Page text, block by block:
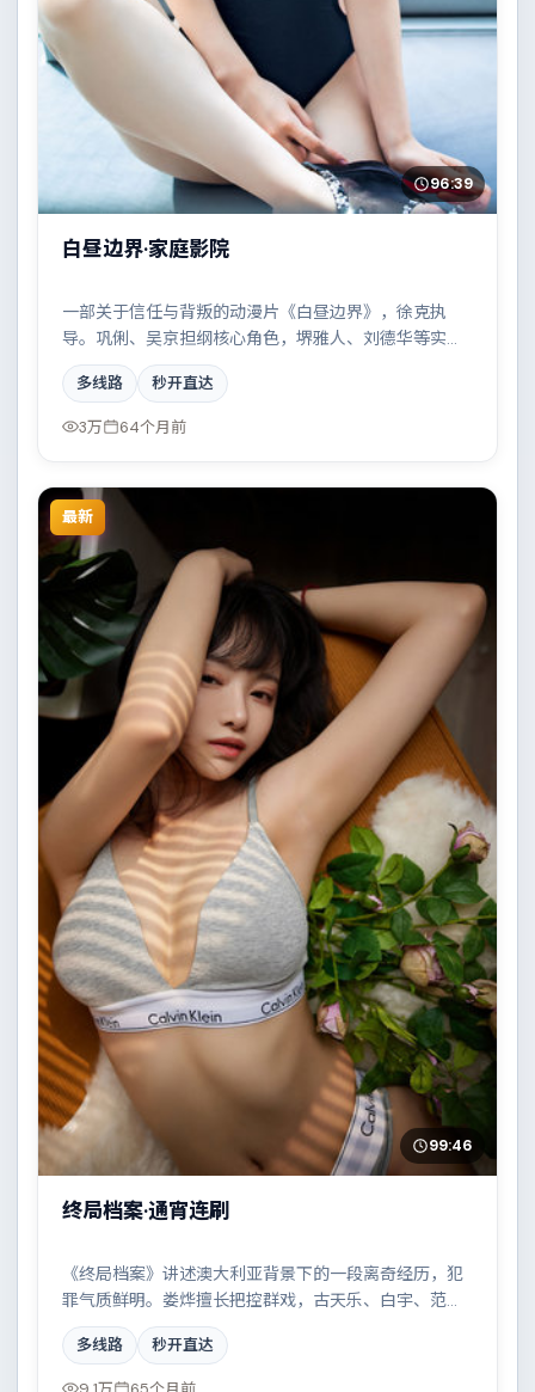
96:39
白昼边界·家庭影院
一部关于信任与背叛的动漫片《白昼边界》，徐克执
导。巩俐、吴京担纲核心角色，堺雅人、刘德华等实力
加盟，取景与班底多来自澳大利亚。边境线上的对峙与
谈判扣人心弦。结尾留白耐人寻味。
多线路 秒开直达
3万 64个月前
最新
99:46
终局档案·通宵连刷
《终局档案》讲述澳大利亚背景下的一段离奇经历，犯
罪气质鲜明。娄烨擅长把控群戏，古天乐、白宇、范
伟、廖凡共同撑起复杂人物关系，小人物在时代洪流中
的抉择令人唏嘘。
多线路 秒开直达